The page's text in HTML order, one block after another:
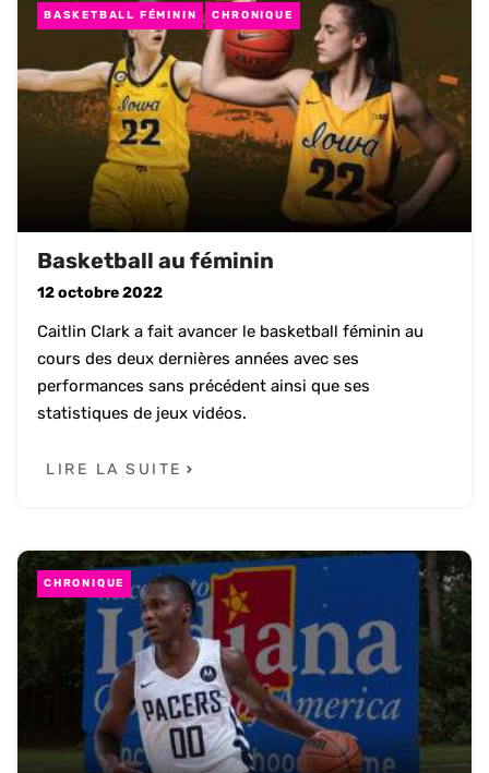
BASKETBALL FÉMININ CHRONIQUE
Basketball au féminin
12 octobre 2022
Caitlin Clark a fait avancer le basketball féminin au
cours des deux dernières années avec ses
performances sans précédent ainsi que ses
statistiques de jeux vidéos.
LIRE LA SUITE
CHRONIQUE